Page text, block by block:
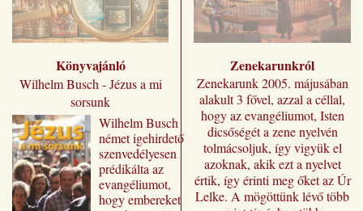
Könyvajánló
Wilhelm Busch - Jézus a mi
sorsunk
Wilhelm ​Busch
német igehirdető
szenvedélyesen
prédikálta az
evangéliumot,
hogy embereket
Zenekarunkról
Zenekarunk 2005. májusában
alakult 3 fővel, azzal a céllal,
hogy az evangéliumot, Isten
dicsőségét a zene nyelvén
tolmácsoljuk, így vigyük el
azoknak, akik ezt a nyelvet
értik, így érinti meg őket az Úr
Lelke. A mögöttünk lévő több